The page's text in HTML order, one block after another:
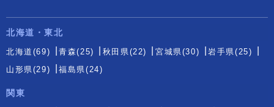
北海道・東北
北海道(69) 青森(25) 秋田県(22) 宮城県(30)
岩手県(25)
山形県(29)
福島県(24)
関東